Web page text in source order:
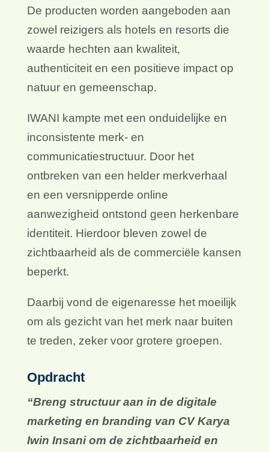
De producten worden aangeboden aan
zowel reizigers als hotels en resorts die
waarde hechten aan kwaliteit,
authenticiteit en een positieve impact op
natuur en gemeenschap.
IWANI kampte met een onduidelijke en
inconsistente merk- en
communicatiestructuur. Door het
ontbreken van een helder merkverhaal
en een versnipperde online
aanwezigheid ontstond geen herkenbare
identiteit. Hierdoor bleven zowel de
zichtbaarheid als de commerciële kansen
beperkt.
Daarbij vond de eigenaresse het moeilijk
om als gezicht van het merk naar buiten
te treden, zeker voor grotere groepen.
Opdracht
“Breng structuur aan in de digitale
marketing en branding van CV Karya
Iwin Insani om de zichtbaarheid en